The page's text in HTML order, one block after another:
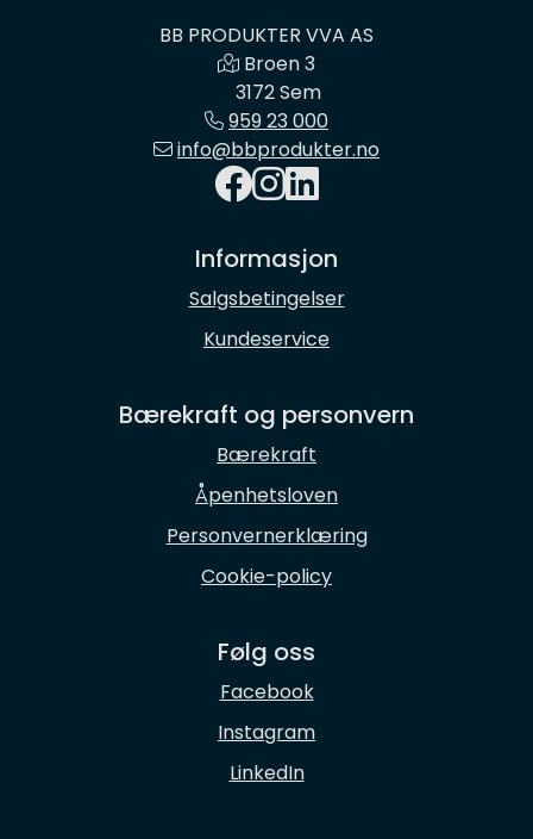
BB PRODUKTER VVA AS
Broen 3
3172 Sem
959 23 000
info@bbprodukter.no
Informasjon
Salgsbetingelser
Kundeservice
Bærekraft og personvern
Bærekraft
Åpenhetsloven
Personvernerklæring
Cookie-policy
Følg oss
Facebook
Instagram
LinkedIn